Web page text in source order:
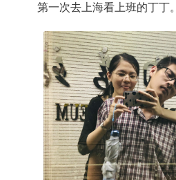
第一次去上海看上班的丁丁。